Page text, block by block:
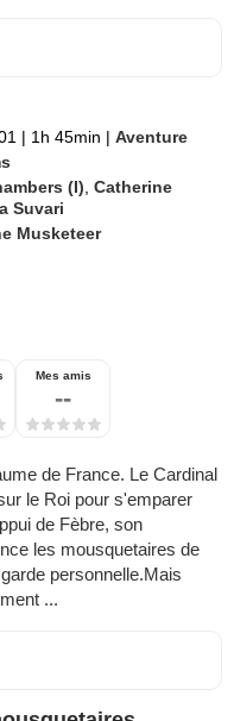
| 1h 45min | Aventure
(I) ,Catherine
Suvari
Musketeer
Mes amis
--
de France. Le Cardinal
le Roi pour s'emparer
de Fèbre, son
les mousquetaires de
personnelle.Mais
...